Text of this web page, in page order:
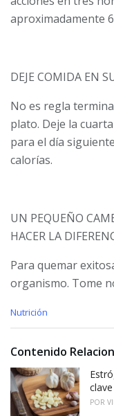
aproximadamente
DEJE COMIDA EN
No es regla
plato. Deje la
para el día
calorías.
UN PEQUEÑO
HACER LA
Para quemar
organismo. Tome
C
e
o
i
Nutrición
Contenido
POR